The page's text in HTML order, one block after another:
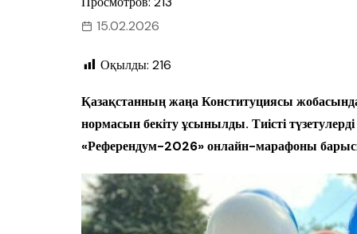
15.02.2026
Оқылды: 216
Қазақстанның жаңа Конституциясы
нормасын бекіту ұсынылды. Тиісті
«Референдум-2026» онлайн-марафоны